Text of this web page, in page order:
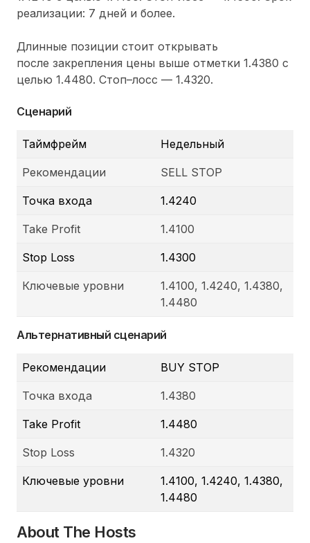
реализации: 7 дней и более.
Длинные позиции стоит открывать
после закрепления цены выше отметки 1.4380 с
целью 1.4480. Стоп–лосс — 1.4320.
Сценарий
Таймфрейм Недельный
Рекомендации SELL STOP
Точка входа 1.4240
Take Profit 1.4100
Stop Loss 1.4300
Ключевые уровни
1.4100, 1.4240, 1.4380,
1.4480
Альтернативный сценарий
Рекомендации BUY STOP
Точка входа 1.4380
Take Profit 1.4480
Stop Loss 1.4320
Ключевые уровни
1.4100, 1.4240, 1.4380,
1.4480
About The Hosts